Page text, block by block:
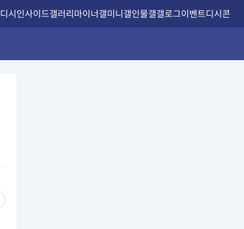
디시인사이드갤러리마이너갤미니갤인물갤갤로그이벤트디시콘